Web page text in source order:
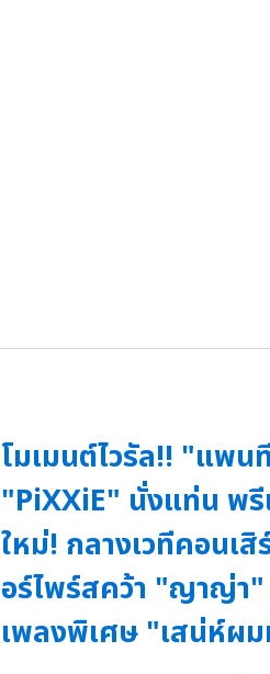
โมเมนต์ไวรัล!! "แพน
"PiXXiE" นั่งแท่น พรี
ใหม่! กลางเวทีคอนเ
อร์ไพร์สคว้า "ญาญ่า"
เพลงพิเศษ "เสน่ห์ผ